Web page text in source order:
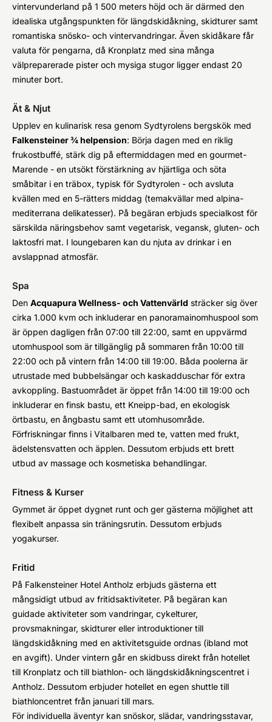
vintervunderland på 1 500 meters höjd och är därmed den
idealiska utgångspunkten för längdskidåkning, skidturer samt
romantiska snösko- och vintervandringar. Även skidåkare får
valuta för pengarna, då Kronplatz med sina många
välpreparerade pister och mysiga stugor ligger endast 20
minuter bort.
Ät & Njut
Upplev en kulinarisk resa genom Sydtyrolens bergskök med
Falkensteiner ¾ helpension: Börja dagen med en riklig
frukostbuffé, stärk dig på eftermiddagen med en gourmet-
Marende - en utsökt förstärkning av hjärtliga och söta
småbitar i en träbox, typisk för Sydtyrolen - och avsluta
kvällen med en 5-rätters middag (temakvällar med alpina-
mediterrana delikatesser). På begäran erbjuds specialkost för
särskilda näringsbehov samt vegetarisk, vegansk, gluten- och
laktosfri mat. I loungebaren kan du njuta av drinkar i en
avslappnad atmosfär.
Spa
Den Acquapura Wellness- och Vattenvärld sträcker sig över
cirka 1.000 kvm och inkluderar en panoramainomhuspool som
är öppen dagligen från 07:00 till 22:00, samt en uppvärmd
utomhuspool som är tillgänglig på sommaren från 10:00 till
22:00 och på vintern från 14:00 till 19:00. Båda poolerna är
utrustade med bubbelsängar och kaskadduschar för extra
avkoppling. Bastuområdet är öppet från 14:00 till 19:00 och
inkluderar en finsk bastu, ett Kneipp-bad, en ekologisk
örtbastu, en ångbastu samt ett utomhusområde.
Förfriskningar finns i Vitalbaren med te, vatten med frukt,
ädelstensvatten och äpplen. Dessutom erbjuds ett brett
utbud av massage och kosmetiska behandlingar.
Fitness & Kurser
Gymmet är öppet dygnet runt och ger gästerna möjlighet att
flexibelt anpassa sin träningsrutin. Dessutom erbjuds
yogakurser.
Fritid
På Falkensteiner Hotel Antholz erbjuds gästerna ett
mångsidigt utbud av fritidsaktiviteter. På begäran kan
guidade aktiviteter som vandringar, cykelturer,
provsmakningar, skidturer eller introduktioner till
längdskidåkning med en aktivitetsguide ordnas (ibland mot
en avgift). Under vintern går en skidbuss direkt från hotellet
till Kronplatz och till biathlon- och längdskidåkningscentret i
Antholz. Dessutom erbjuder hotellet en egen shuttle till
biathloncentret från januari till mars.
För individuella äventyr kan snöskor, slädar, vandringsstavar,